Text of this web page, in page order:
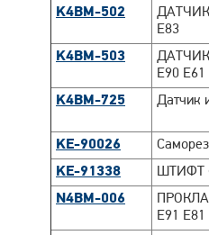
K4BM-502
E83
K4BM-503
E90 E61
K4BM-725
Датчик
KE-90026
KE-91338
ШТИФТ
N4BM-006
E91